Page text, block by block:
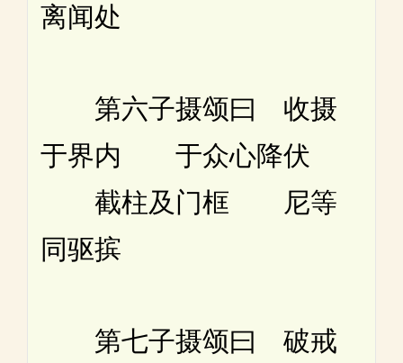
离闻处
第六子摄颂曰 收摄
于界内 于众心降伏
截柱及门框 尼等
同驱摈
第七子摄颂曰 破戒